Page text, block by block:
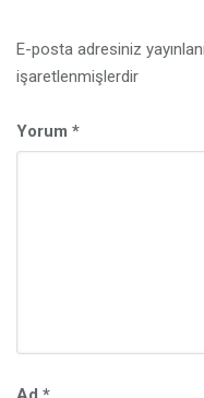
E-posta adresiniz
işaretlenmişlerdir
Yorum *